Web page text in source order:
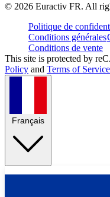
© 2026 Euractiv FR. All
Politique de
Conditions générales
Conditions de vente
This site is protected by
Policy and Terms of Service
Français